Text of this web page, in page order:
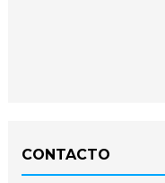
CONTACTO